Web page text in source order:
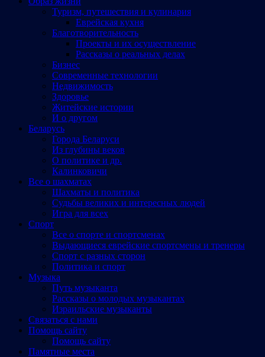
Туризм, путешествия и кулинария
Еврейская кухня
Благотворительность
Проекты и их осуществление
Рассказы о реальных делах
Бизнес
Современные технологии
Недвижимость
Здоровье
Житейские истории
И о другом
Беларусь
Города Беларуси
Из глубины веков
О политике и др.
Калинковичи
Все о шахматах
Шахматы и политика
Судьбы великих и интересных людей
Игра для всех
Спорт
Все о спорте и спортсменах
Выдающиеся еврейские спортсмены и тренеры
Спорт с разных сторон
Политика и спорт
Музыка
Путь музыканта
Рассказы о молодых музыкантах
Израильские музыканты
Cвязаться с нами
Помощь сайту
Помощь сайту
Памятные места